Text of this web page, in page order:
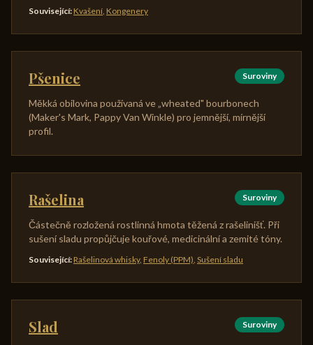
Související: Kvašení, Kongenery
Pšenice Suroviny
Měkká obilovina používaná ve „wheated" bourbonech
(Maker's Mark, Pappy Van Winkle) pro jemnější, mírnější
profil.
Rašelina Suroviny
Částečně rozložená rostlinná hmota těžená z rašelinišť. Při
sušení sladu propůjčuje kouřové, medicinální a zemité tóny.
Související: Rašelinová whisky, Fenoly (PPM), Sušení sladu
Slad Suroviny